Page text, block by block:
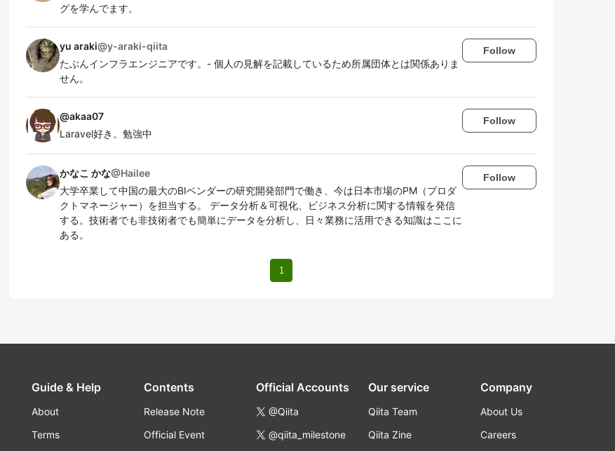
グを学んでます。
yu araki@y-araki-qiita
たぶんインフラエンジニアです。- 個人の見解を記載しているため所属団体とは関係ありま
せん。
Follow
@akaa07
Laravel好き。勉強中
Follow
かなこ かな@Hailee
大学卒業して中国の最大のBIベンダーの研究開発部門で働き、今は日本市場のPM（プロダ
クトマネージャー）を担当する。 データ分析＆可視化、ビジネス分析に関する情報を発信
する。技術者でも非技術者でも簡単にデータを分析し、日々業務に活用できる知識はここに
ある。
Follow
1
Guide & Help
About
Terms
Contents
Release Note
Official Event
Official Accounts
@Qiita
@qiita_milestone
Our service
Qiita Team
Qiita Zine
Company
About Us
Careers